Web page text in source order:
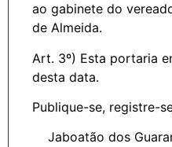
ao gabinete do
de Almeida.
Art. 3º) Esta portaria
desta data.
Publique-se, registre-
Jaboatão dos